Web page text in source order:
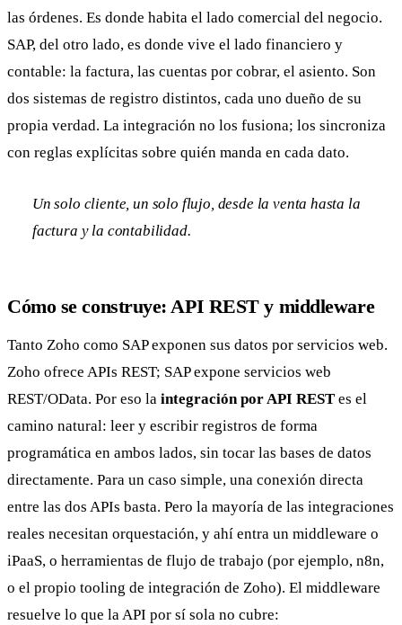
las órdenes. Es donde habita el lado comercial del negocio.
SAP, del otro lado, es donde vive el lado financiero y
contable: la factura, las cuentas por cobrar, el asiento. Son
dos sistemas de registro distintos, cada uno dueño de su
propia verdad. La integración no los fusiona; los sincroniza
con reglas explícitas sobre quién manda en cada dato.
Un solo cliente, un solo flujo, desde la venta hasta la
factura y la contabilidad.
Cómo se construye: API REST y middleware
Tanto Zoho como SAP exponen sus datos por servicios web.
Zoho ofrece APIs REST; SAP expone servicios web
REST/OData. Por eso la integración por API REST es el
camino natural: leer y escribir registros de forma
programática en ambos lados, sin tocar las bases de datos
directamente. Para un caso simple, una conexión directa
entre las dos APIs basta. Pero la mayoría de las integraciones
reales necesitan orquestación, y ahí entra un middleware o
iPaaS, o herramientas de flujo de trabajo (por ejemplo, n8n,
o el propio tooling de integración de Zoho). El middleware
resuelve lo que la API por sí sola no cubre: